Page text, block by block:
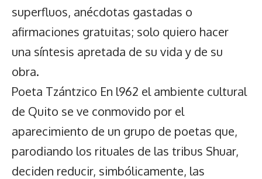
superfluos, anécdotas gastadas o
afirmaciones gratuitas; solo quiero hacer
una síntesis apretada de su vida y de su
obra.
Poeta Tzántzico En l962 el ambiente cultural
de Quito se ve conmovido por el
aparecimiento de un grupo de poetas que,
parodiando los rituales de las tribus Shuar,
deciden reducir, simbólicamente, las